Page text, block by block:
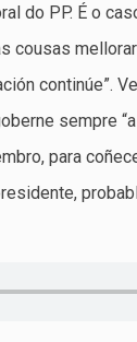
do PP. É o
cousas
continúe”.
sempre
para